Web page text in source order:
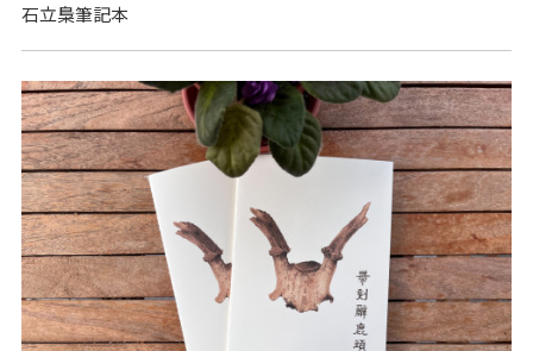
石立梟筆記本